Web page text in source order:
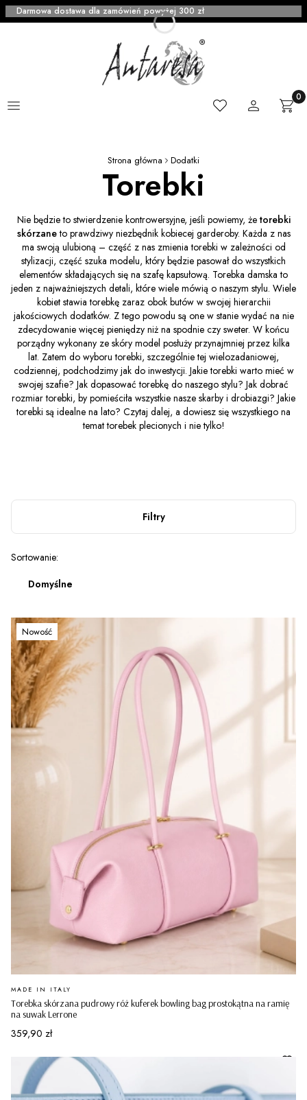
Darmowa dostawa dla zamówień powyżej 300 zł
Menu UlubioneZaloguj się
Strona główna Dodatki
Torebki
Nie będzie to stwierdzenie kontrowersyjne, jeśli powiemy, że torebki
skórzaneto prawdziwy niezbędnik kobiecej garderoby. Każda z nas
ma swoją ulubioną – część z nas zmienia torebki w zależności od
stylizacji, część szuka modelu, który będzie pasował do wszystkich
elementów składających się na szafę kapsułową. Torebka damska to
jeden z najważniejszych detali, które wiele mówią o naszym stylu. Wiele
kobiet stawia torebkę zaraz obok butów w swojej hierarchii
jakościowych dodatków. Z tego powodu są one w stanie wydać na nie
zdecydowanie więcej pieniędzy niż na spodnie czy sweter. W końcu
porządny wykonany ze skóry model posłuży przynajmniej przez kilka
lat. Zatem do wyboru torebki, szczególnie tej wielozadaniowej,
codziennej, podchodzimy jak do inwestycji. Jakie torebki warto mieć w
swojej szafie? Jak dopasować torebkę do naszego stylu? Jak dobrać
rozmiar torebki, by pomieściła wszystkie nasze skarby i drobiazgi? Jakie
torebki są idealne na lato? Czytaj dalej, a dowiesz się wszystkiego na
temat torebek plecionych i nie tylko!
Filtry
Lista produktów
Sortowanie:
Domyślne
Nowość
Torebka skórzana pudrowy róż kuferek bowling bag prostokątna na ramię
na suwak Lerrone
PRODUCENT
MADE IN ITALY
Cena
359,90 zł